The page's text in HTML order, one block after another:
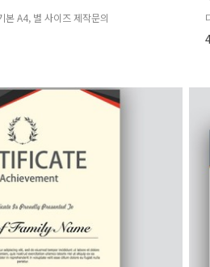
본 A4, 별 사이즈 제작문의